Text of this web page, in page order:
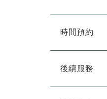
時間預約
後續服務